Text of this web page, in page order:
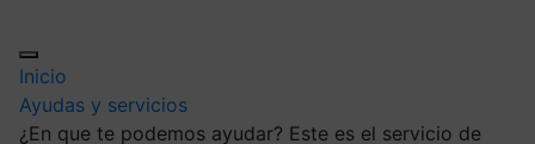
Inicio
Ayudas y servicios
¿En que te podemos ayudar? Este es el servicio de